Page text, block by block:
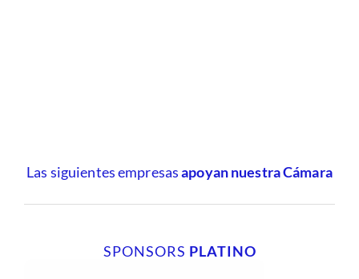
Las siguientes empresasapoyan nuestra Cámara
SPONSORS PLATINO